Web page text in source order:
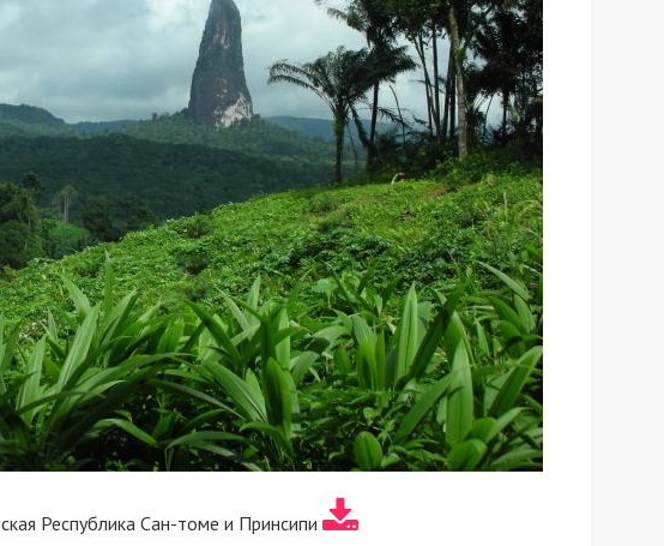
Республика Сан-томе и Принсипи